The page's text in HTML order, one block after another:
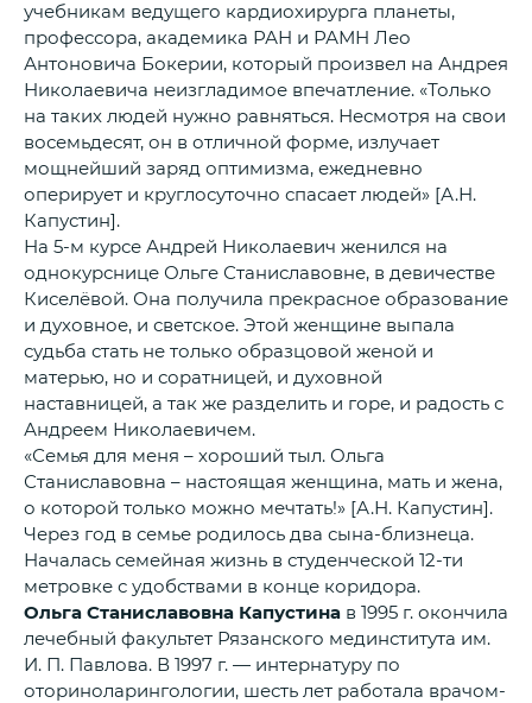
учебникам ведущего кардиохирурга планеты,
профессора, академика РАН и РАМН Лео
Антоновича Бокерии, который произвел на Андрея
Николаевича неизгладимое впечатление. «Только
на таких людей нужно равняться. Несмотря на свои
восемьдесят, он в отличной форме, излучает
мощнейший заряд оптимизма, ежедневно
оперирует и круглосуточно спасает людей» [А.Н.
Капустин].
На 5-м курсе Андрей Николаевич женился на
однокурснице Ольге Станиславовне, в девичестве
Киселёвой. Она получила прекрасное образование
и духовное, и светское. Этой женщине выпала
судьба стать не только образцовой женой и
матерью, но и соратницей, и духовной
наставницей, а так же разделить и горе, и радость с
Андреем Николаевичем.
«Семья для меня – хороший тыл. Ольга
Станиславовна – настоящая женщина, мать и жена,
о которой только можно мечтать!» [А.Н. Капустин].
Через год в семье родилось два сына-близнеца.
Началась семейная жизнь в студенческой 12-ти
метровке с удобствами в конце коридора.
Ольга Станиславовна Капустина в 1995 г. окончила
лечебный факультет Рязанского мединститута им.
И. П. Павлова. В 1997 г. — интернатуру по
оториноларингологии, шесть лет работала врачом-